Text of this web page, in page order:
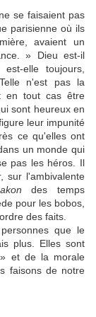
se faisaient pas
parisienne où ils
avaient un
» Dieu est-il
elle toujours,
n'est pas la
en tout cas être
sont heureux en
leur impunité
ce qu'elles ont
un monde qui
pas les héros. Il
sur l'ambivalente
des temps
pour les bobos,
des faits.
que le
plus. Elles sont
et de la morale
faisons de notre